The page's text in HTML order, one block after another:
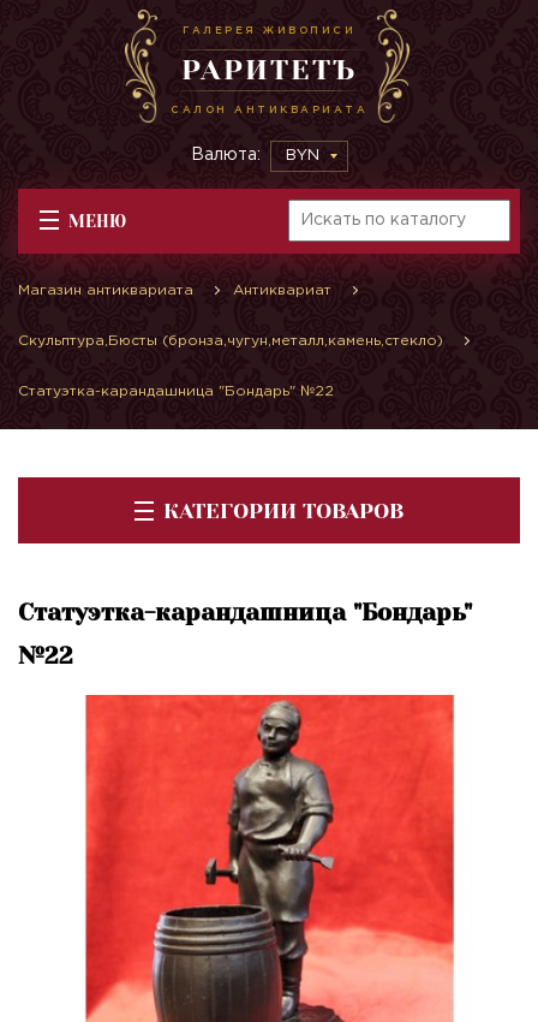
ГАЛЕРЕЯ ЖИВОПИСИ
РАРИТЕТЪ
САЛОН АНТИКВАРИАТА
Валюта: BYN
МЕНЮ
Магазин антиквариата Антиквариат
Скульптура,Бюсты (бронза,чугун,металл,камень,стекло)
Статуэтка-карандашница "Бондарь" №22
КАТЕГОРИИ ТОВАРОВ
Статуэтка-карандашница "Бондарь"
№22